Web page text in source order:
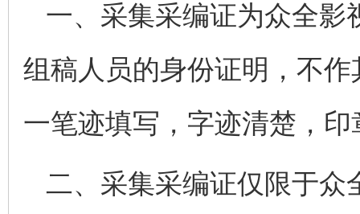
一、采集采编证为众全影
组稿人员的身份证明，不
一笔迹填写，字迹清楚，
二、采集采编证仅限于众